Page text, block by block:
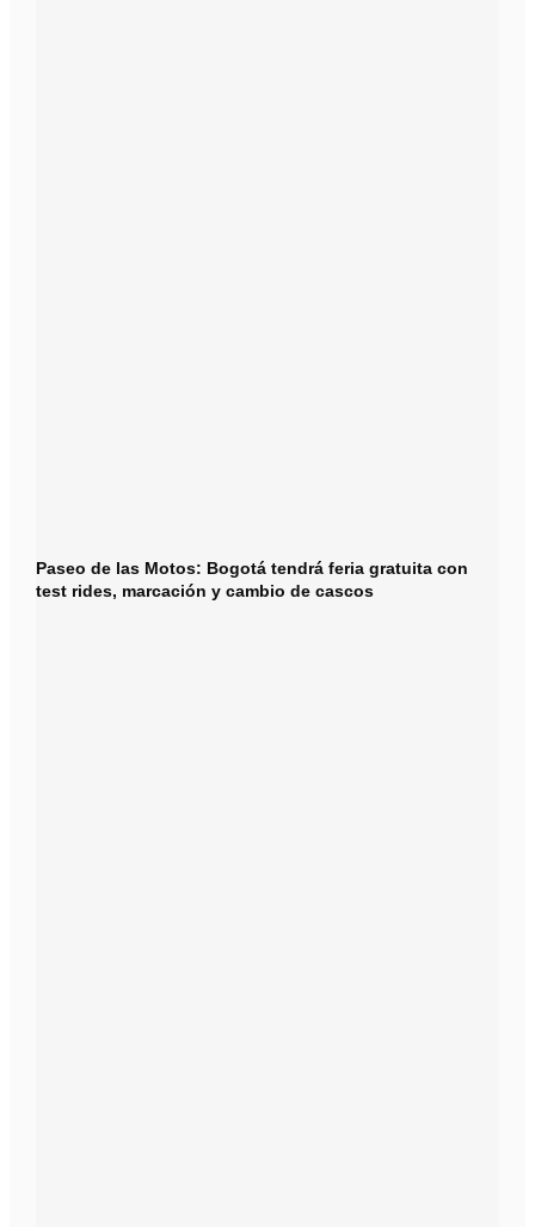
Paseo de las Motos: Bogotá tendrá feria gratuita con
test rides, marcación y cambio de cascos